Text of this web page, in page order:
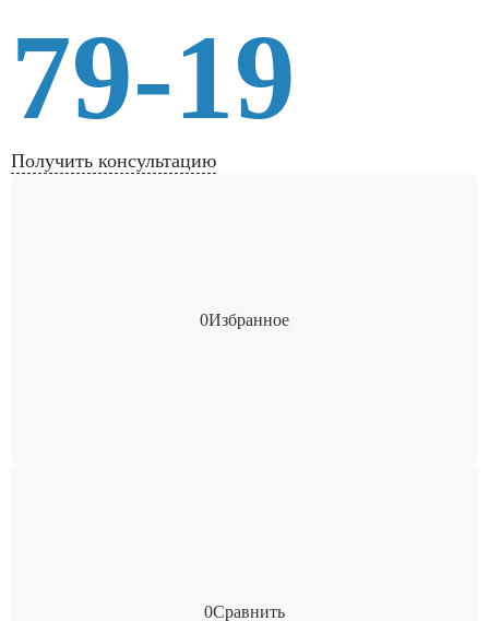
79-19
Получить консультацию
0Избранное
0Сравнить